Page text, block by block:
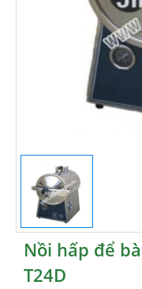
Nồi hấp để
T24D